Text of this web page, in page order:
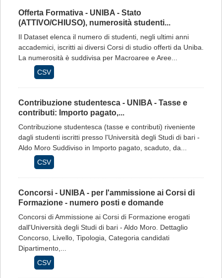
Offerta Formativa - UNIBA - Stato
(ATTIVO/CHIUSO), numerosità studenti...
Il Dataset elenca il numero di studenti, negli ultimi anni
accademici, iscritti ai diversi Corsi di studio offerti da Uniba.
La numerosità è suddivisa per Macroaree e Aree...
CSV
Contribuzione studentesca - UNIBA - Tasse e
contributi: Importo pagato,...
Contribuzione studentesca (tasse e contributi) riveniente
dagli studenti iscritti presso l'Università degli Studi di bari -
Aldo Moro Suddiviso in Importo pagato, scaduto, da...
CSV
Concorsi - UNIBA - per l'ammissione ai Corsi di
Formazione - numero posti e domande
Concorsi di Ammissione ai Corsi di Formazione erogati
dall'Università degli Studi di bari - Aldo Moro. Dettaglio
Concorso, Livello, Tipologia, Categoria candidati
Dipartimento,...
CSV